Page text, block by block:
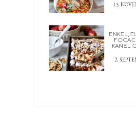
15.
ENKEL,
KANEL
2.